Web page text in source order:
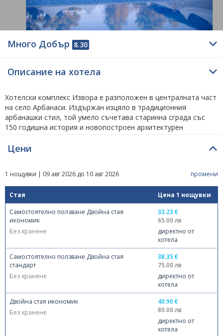
Много Добър 8.30
Описание на хотела
Хотелски комплекс Извора е разположен в централната част
на село Арбанаси. Издържан изцяло в традиционния
арбанашки стил, той умело съчетава старинна сграда със
150 годишна история и новопостроен архитектурен
Релакс център, открита детска площадка и мини зоопарк.
Конферентната зала на комплекса предлага стилна
атмосфера за вашето конферентно събитие, естествена
светлина и пълно техническо оборудване.
Хотелът разполага с 4 апартамента, 2 студиа, 1 единична
стая и 23 двойни стаи.
Посетете Хотел ПРЕМИЕР Велико Търново !
Сервизно описание на обекта
Хотел Извора се намира в България, на 290 м. по въздух в
права линия от център Арбанаси. Разположението е
определено от отсядали туристи като нормално. В рамките
на Арбанаси предлагаме да видите храм Рождество Христово
Цени
промени
1 нощувки | 09 авг 2026 до 10 авг 2026
Стая
Цена 1 нощувки
Самостоятелно ползване Двойна стая
икономик
Без хранене
33.23 €
65.00 лв
директно от
хотела
Самостоятелно ползване Двойна стая
стандарт
Без хранене
38.35 €
75.00 лв
директно от
хотела
Двойна стая икономик
Без хранене
40.90 €
80.00 лв
директно от
хотела